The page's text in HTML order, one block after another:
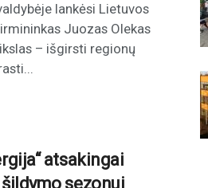
lankėsi Lietuvos
Juozas Olekas
– išgirsti regionų
atsakingai
sezonui